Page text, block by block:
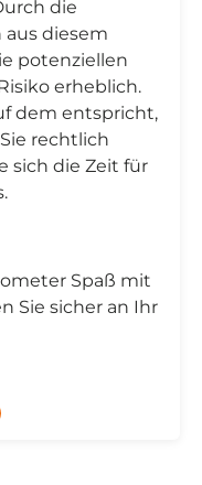
die
diesem
potenziellen
erheblich.
dem entspricht,
rechtlich
sich die Zeit für
Spaß mit
Sie sicher an Ihr